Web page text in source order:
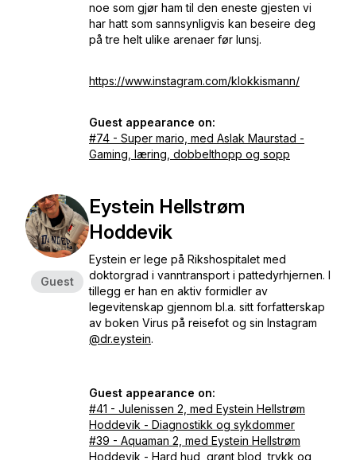
noe som gjør ham til den eneste gjesten vi
har hatt som sannsynligvis kan beseire deg
på tre helt ulike arenaer før lunsj.
https://www.instagram.com/klokkismann/
Guest appearance on:
#74 - Super mario, med Aslak Maurstad -
Gaming, læring, dobbelthopp og sopp
Guest
Eystein Hellstrøm
Hoddevik
Eystein er lege på Rikshospitalet med
doktorgrad i vanntransport i pattedyrhjernen. I
tillegg er han en aktiv formidler av
legevitenskap gjennom bl.a. sitt forfatterskap
av boken Virus på reisefot og sin Instagram
@dr.eystein.
Guest appearance on:
#41 - Julenissen 2, med Eystein Hellstrøm
Hoddevik - Diagnostikk og sykdommer
#39 - Aquaman 2, med Eystein Hellstrøm
Hoddevik - Hard hud, grønt blod, trykk og